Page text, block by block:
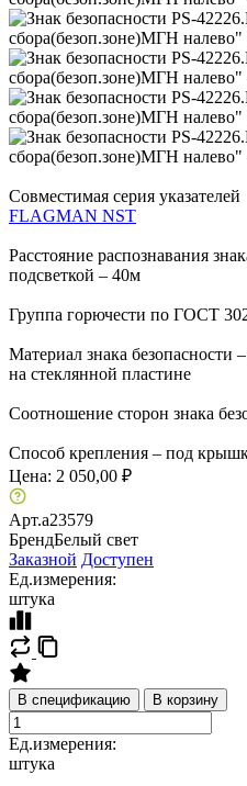
Совместимая серия указателей
FLAGMAN NST
Расстояние распознавания
подсветкой – 40м
Группа горючести по ГОСТ
Материал знака
на стеклянной пластине
Соотношение сторон знака
Способ крепления – под
Цена: 2 050,00 ₽
Арт.a23579
БрендБелый свет
Заказной Доступен
Ед.измерения:
штука
В спецификацию В корзину
Ед.измерения:
штука